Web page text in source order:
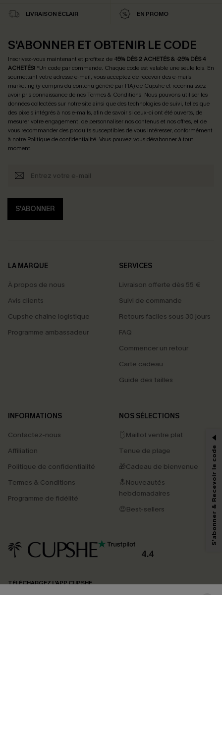
LIVRAISON ÉCLAIR EN PROMO
S'ABONNER ET OBTENIR LE CODE
Inscrivez-vous maintenant et profitez de -15% DÈS 2 ACHETÉS & -25% DÈS 4
ACHETÉS! *Un code par commande. Chaque code est valable une seule fois. En
soumettant votre adresse e-mail, vous acceptez de recevoir des e-mails
marketing (y compris du contenu généré par l'IA) de Cupshe et reconnaissez
avoir pris connaissance de nosTermes & Conditions. Nous pouvons utiliser les
données collectées sur notre site ainsi que des technologies de suivi, telles que
des pixels intégrés à nos e-mails, afin de savoir si ceux-ci ont été ouverts, de
mesurer votre engagement, de personnaliser nos contenus et nos offres, et de
vous recommander des produits susceptibles de vous intéresser, conformément
à notre Politique de confidentialité. Vous pouvez vous désabonner à tout
moment.
S'ABONNER
LA MARQUE
À propos de nous
Avis clients
Cupshe chaîne logistique
Programme ambassadeur
SERVICES
Livraison offerte dès 55 €
Suivi de commande
Retours faciles sous 30 jours
FAQ
Commencer un retour
Carte cadeau
Guide des tailles
INFORMATIONS
Contactez-nous
Affiliation
Politique de confidentialité
Termes & Conditions
Programme de fidélité
NOS SÉLECTIONS
🩱Maillot ventre plat
Tenue de plage
🎁Cadeau de bienvenue
🔝Nouveautés
hebdomadaires
😍Best-sellers
4.4
TÉLÉCHARGEZ L’APP CUPSHE
PROFITEZ DE -15%
-15% dès 2 Achetés par E-mail
*Un code par commande, valable une seule fois.
En soumettant votre adresse e-mail, vous acceptez de recevoir des e-mails
marketing (y compris du contenu généré par l'IA) de Cupshe et
reconnaissez avoir pris connaissance de nos
pouvons utiliser les données collectées sur notre site ainsi que des
produits susceptibles de vous intéresser, conformément à notre
Politique de
confidentialité
. Vous pouvez vous désabonner à tout moment.
S'abonner & Recevoir le code